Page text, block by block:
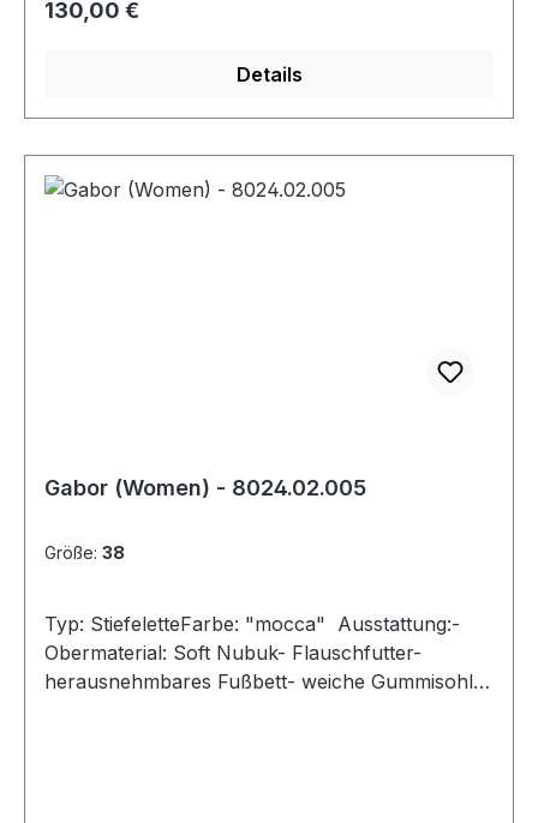
Regulärer Preis:
130,00 €
Details
Gabor (Women) - 8024.02.005
Größe: 38
Typ: StiefeletteFarbe: "mocca" Ausstattung:-
Obermaterial: Soft Nubuk- Flauschfutter-
herausnehmbares Fußbett- weiche Gummisohle-